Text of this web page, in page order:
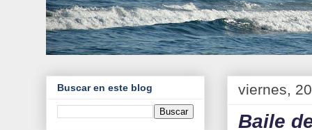
viernes,
Baile
Buscar en este blog